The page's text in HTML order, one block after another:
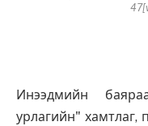
Инээдмийн
урлагийн" хамтлаг,